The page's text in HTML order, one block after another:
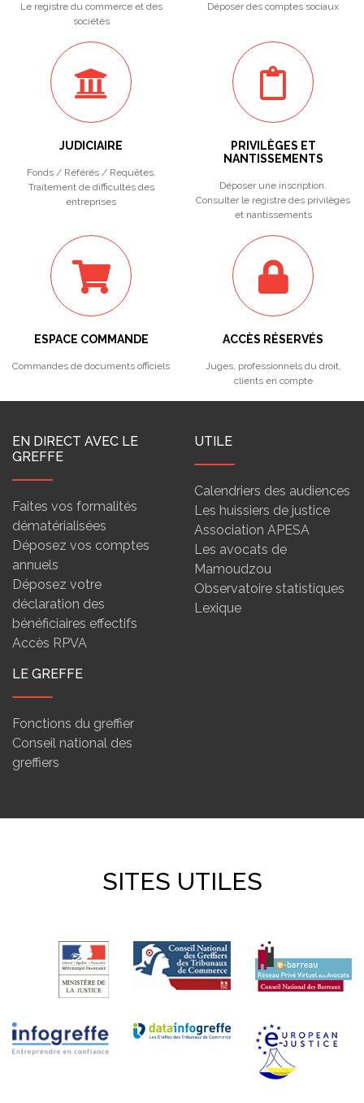
Le registre du commerce et des
sociétés
Déposer des comptes sociaux
JUDICIAIRE
Fonds / Référés / Requêtes.
Traitement de difficultés des
entreprises
PRIVILÈGES ET
NANTISSEMENTS
Déposer une inscription.
Consulter le registre des privilèges
et nantissements
ESPACE COMMANDE
Commandes de documents officiels
ACCÈS RÉSERVÉS
Juges, professionnels du droit,
clients en compte
EN DIRECT AVEC LE
GREFFE
Faites vos formalités
dématérialisées
Déposez vos comptes
annuels
Déposez votre
déclaration des
bénéficiaires effectifs
Accès RPVA
UTILE
Calendriers des audiences
Les huissiers de justice
Association APESA
Les avocats de
Mamoudzou
Observatoire statistiques
Lexique
LE GREFFE
Fonctions du greffier
Conseil national des
greffiers
SITES UTILES